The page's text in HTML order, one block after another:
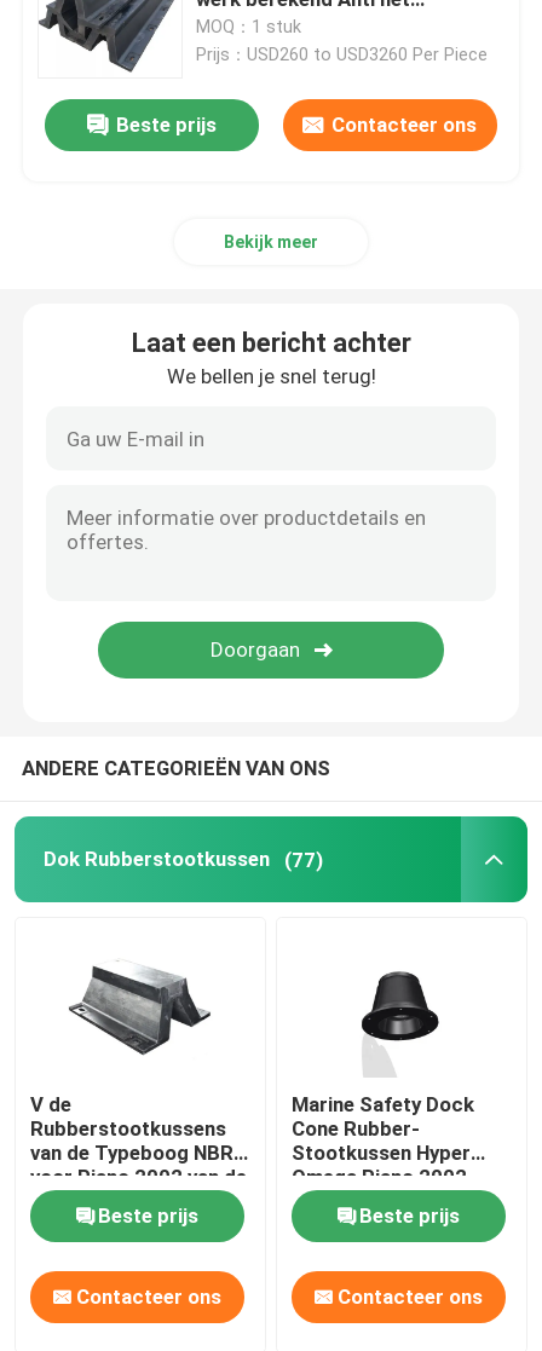
Boog Rubberstootkussen
Kegel Rubberstootkussens
Cilindrische Marine Fenders
Cel Rubberstootkussen
Tug Boat Fenders
Onderzeese Stootkussens
Drijvend Schuimstootkussen
Meertrosmeerpalen
Verouderen NR Materiaal
MOQ：1 stuk
Prijs：USD260 to USD3260 Per Piece
Beste prijs Contacteer ons
Bekijk meer
Laat een bericht achter
We bellen je snel terug!
ANDERE CATEGORIEËN VAN ONS
Dok Rubberstootkussen (77)
V de
Rubberstootkussens
van de Typeboog NBR
voor Pianc 2002 van de
Dokkenbescherming
Beste prijs
Contacteer ons
Marine Safety Dock
Cone Rubber-
Stootkussen Hyper
Omega Pianc 2002
Norm
Beste prijs
Contacteer ons